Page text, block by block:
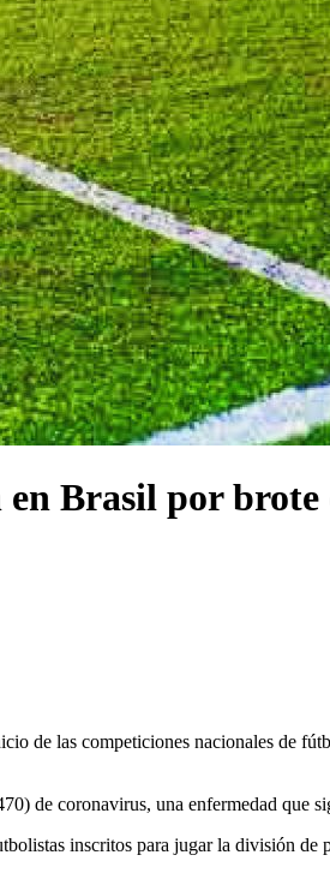
Brasil por
de las competiciones nacionales de
de coronavirus, una enfermedad que
inscritos para jugar la división de